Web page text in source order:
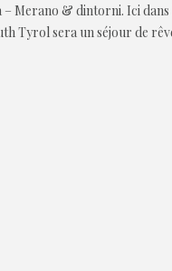
– Merano & dintorni. Ici
Tyrol sera un séjour de